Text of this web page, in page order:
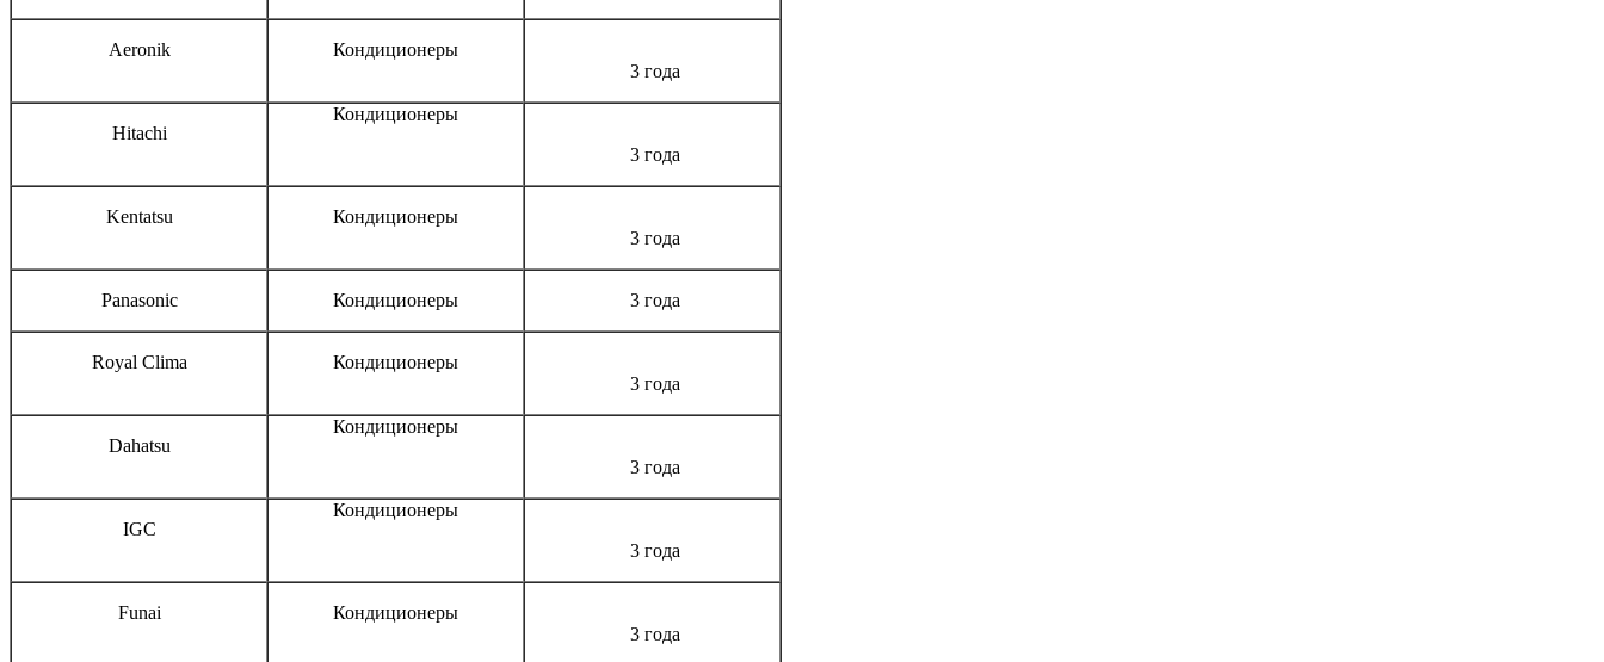
Aeronik
Кондиционеры
3 года
Hitachi
Кондиционеры
3 года
Kentatsu
Кондиционеры
3 года
Panasonic Кондиционеры 3 года
Royal Clima
Кондиционеры
3 года
Dahatsu
Кондиционеры
3 года
IGC
Кондиционеры
3 года
Funai
Кондиционеры
3 года